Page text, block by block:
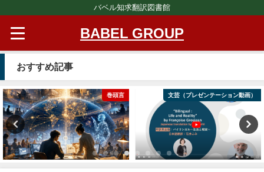
バベル知求翻訳図書館
BABEL GROUP
おすすめ記事
巻頭言 文芸（プレゼンテーション動画）